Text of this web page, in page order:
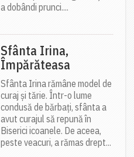
a dobândi prunci....
Sfânta Irina,
Împărăteasa
Sfânta Irina rămâne model de
curaj și tărie. Într-o lume
condusă de bărbați, sfânta a
avut curajul să repună în
Biserici icoanele. De aceea,
peste veacuri, a rămas drept...